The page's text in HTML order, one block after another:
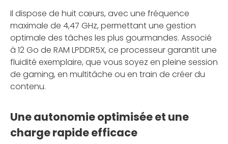
Il dispose de huit cœurs, avec une fréquence
maximale de 4,47 GHz, permettant une gestion
optimale des tâches les plus gourmandes. Associé
à 12 Go de RAM LPDDR5X, ce processeur garantit une
fluidité exemplaire, que vous soyez en pleine session
de gaming, en multitâche ou en train de créer du
contenu.
Une autonomie optimisée et une
charge rapide efficace